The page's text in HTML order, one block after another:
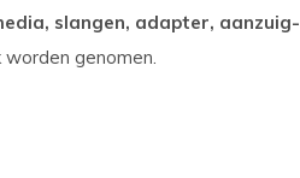
slangen, adapter, aanzuig-
worden genomen.